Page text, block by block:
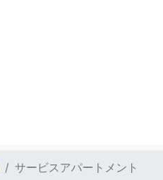
サービスアパートメント